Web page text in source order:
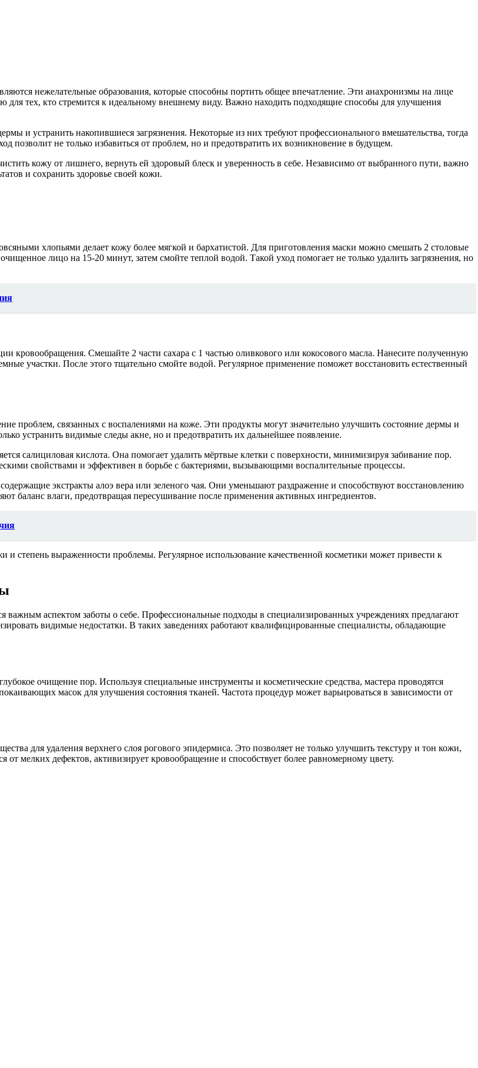
нежелательные образования, которые способны портить общее впечатление. Эти анахронизмы на лице
тех, кто стремится к идеальному внешнему виду. Важно находить подходящие способы для улучшения
и устранить накопившиеся загрязнения. Некоторые из них требуют профессионального вмешательства, тогда
не только избавиться от проблем, но и предотвратить их возникновение в будущем.
кожу от лишнего, вернуть ей здоровый блеск и уверенность в себе. Независимо от выбранного пути, важно
и сохранить здоровье своей кожи.
хлопьями делает кожу более мягкой и бархатистой. Для приготовления маски можно смешать 2 столовые
лицо на 15-20 минут, затем смойте теплой водой. Такой уход помогает не только удалить загрязнения, но
кровообращения. Смешайте 2 части сахара с 1 частью оливкового или кокосового масла. Нанесите полученную
участки. После этого тщательно смойте водой. Регулярное применение поможет восстановить естественный
проблем, связанных с воспалениями на коже. Эти продукты могут значительно улучшить состояние дермы и
устранить видимые следы акне, но и предотвратить их дальнейшее появление.
салициловая кислота. Она помогает удалить мёртвые клетки с поверхности, минимизируя забивание пор.
свойствами и эффективен в борьбе с бактериями, вызывающими воспалительные процессы.
экстракты алоэ вера или зеленого чая. Они уменьшают раздражение и способствуют восстановлению
баланс влаги, предотвращая пересушивание после применения активных ингредиентов.
степень выраженности проблемы. Регулярное использование качественной косметики может привести к
важным аспектом заботы о себе. Профессиональные подходы в специализированных учреждениях предлагают
видимые недостатки. В таких заведениях работают квалифицированные специалисты, обладающие
очищение пор. Используя специальные инструменты и косметические средства, мастера проводятся
масок для улучшения состояния тканей. Частота процедур может варьироваться в зависимости от
для удаления верхнего слоя рогового эпидермиса. Это позволяет не только улучшить текстуру и тон кожи,
мелких дефектов, активизирует кровообращение и способствует более равномерному цвету.